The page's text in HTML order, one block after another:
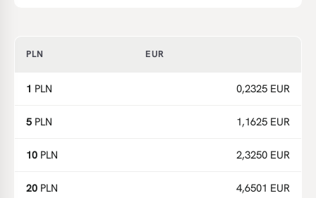
PLN EUR
1 PLN 0,2325 EUR
5 PLN 1,1625 EUR
10 PLN 2,3250 EUR
20 PLN 4,6501 EUR